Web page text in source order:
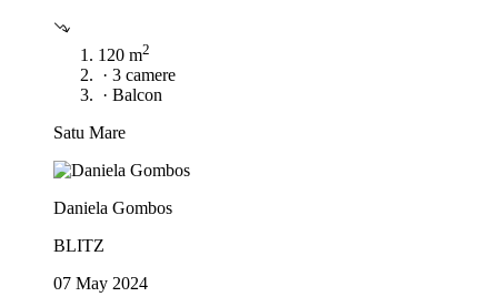
120 m2
· 3 camere
· Balcon
Satu Mare
Daniela Gombos
BLITZ
07 May 2024